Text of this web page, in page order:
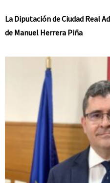
La Diputación de Ciudad Real
de Manuel Herrera Piña